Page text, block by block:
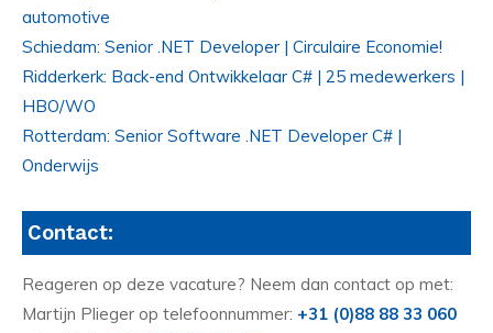
automotive
Schiedam: Senior .NET Developer | Circulaire Economie!
Ridderkerk: Back-end Ontwikkelaar C# | 25 medewerkers |
HBO/WO
Rotterdam: Senior Software .NET Developer C# |
Onderwijs
Contact:
Reageren op deze vacature? Neem dan contact op met:
Martijn Plieger op telefoonnummer: +31 (0)88 88 33 060